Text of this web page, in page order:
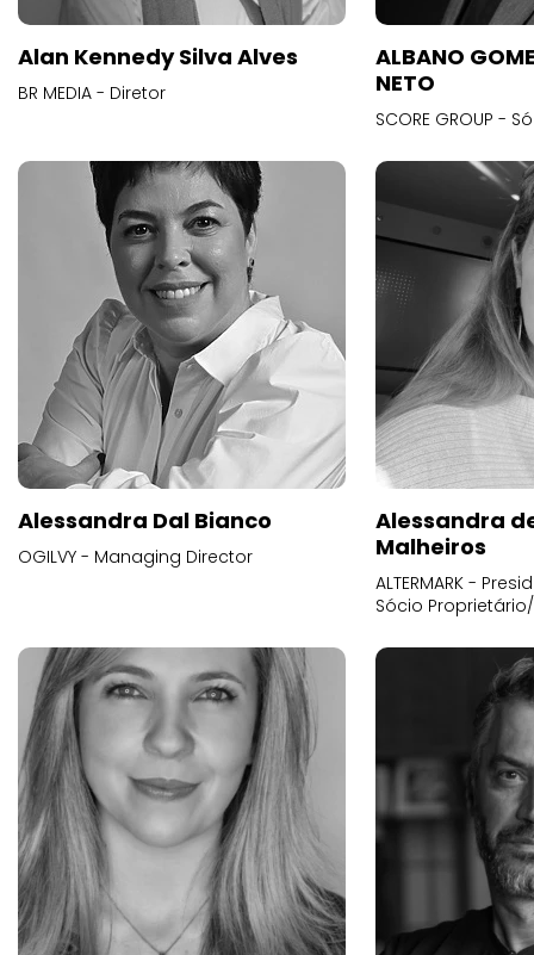
Alan Kennedy Silva Alves
BR MEDIA - Diretor
ALBANO
NETO
SCORE GROUP -
Alessandra Dal Bianco
OGILVY - Managing Director
Alessandra
Malheiros
ALTERMARK -
Sócio